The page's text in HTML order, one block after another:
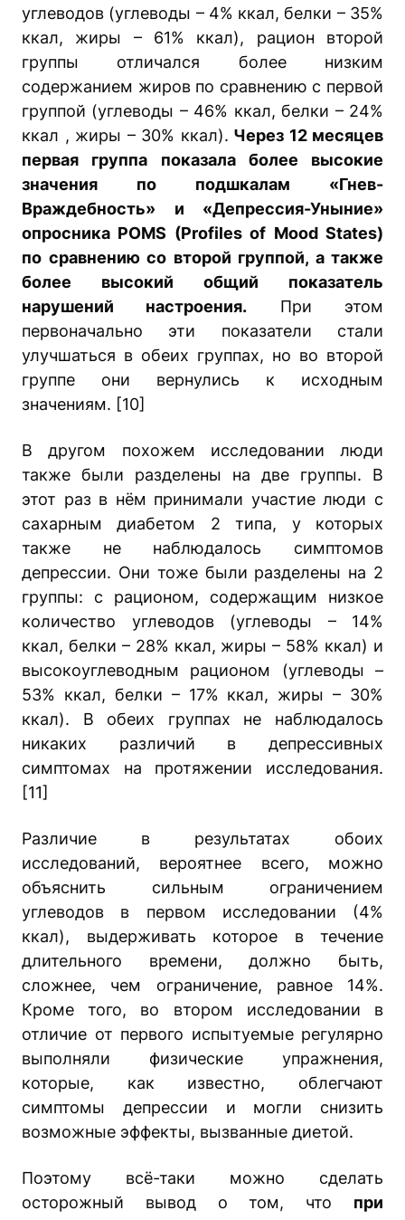
углеводов (углеводы – 4% ккал, белки – 35%
ккал, жиры – 61% ккал), рацион второй
группы отличался более низким
содержанием жиров по сравнению с первой
группой (углеводы – 46% ккал, белки – 24%
ккал , жиры – 30% ккал). Через 12 месяцев
первая группа показала более высокие
значения по подшкалам «Гнев-
Враждебность» и «Депрессия-Уныние»
опросника POMS (Profiles of Mood States)
по сравнению со второй группой, а также
более высокий общий показатель
нарушений настроения. При этом
первоначально эти показатели стали
улучшаться в обеих группах, но во второй
группе они вернулись к исходным
значениям. [10]
В другом похожем исследовании люди
также были разделены на две группы. В
этот раз в нём принимали участие люди с
сахарным диабетом 2 типа, у которых
также не наблюдалось симптомов
депрессии. Они тоже были разделены на 2
группы: с рационом, содержащим низкое
количество углеводов (углеводы – 14%
ккал, белки – 28% ккал, жиры – 58% ккал) и
высокоуглеводным рационом (углеводы –
53% ккал, белки – 17% ккал, жиры – 30%
ккал). В обеих группах не наблюдалось
никаких различий в депрессивных
симптомах на протяжении исследования.
[11]
Различие в результатах обоих
исследований, вероятнее всего, можно
объяснить сильным ограничением
углеводов в первом исследовании (4%
ккал), выдерживать которое в течение
длительного времени, должно быть,
сложнее, чем ограничение, равное 14%.
Кроме того, во втором исследовании в
отличие от первого испытуемые регулярно
выполняли физические упражнения,
которые, как известно, облегчают
симптомы депрессии и могли снизить
возможные эффекты, вызванные диетой.
Поэтому всё-таки можно сделать
осторожный вывод о том, что при